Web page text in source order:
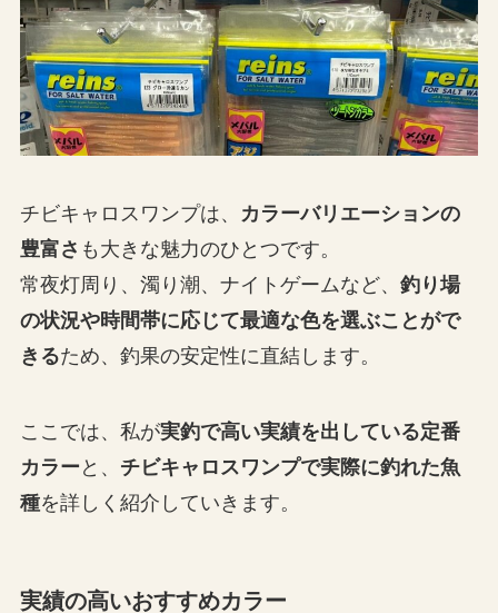
チビキャロスワンプは、
カラーバリエーションの
豊富さ も大きな魅力のひとつです。
常夜灯周り、濁り潮、ナイトゲームなど、 釣り場
の状況や時間帯に応じて最適な色を選ぶことがで
きるため、釣果の安定性に直結します。
ここでは、私が実釣で高い実績を出している定番
カラー と、 チビキャロスワンプで実際に釣れた魚
種を詳しく紹介していきます。
実績の高いおすすめカラー